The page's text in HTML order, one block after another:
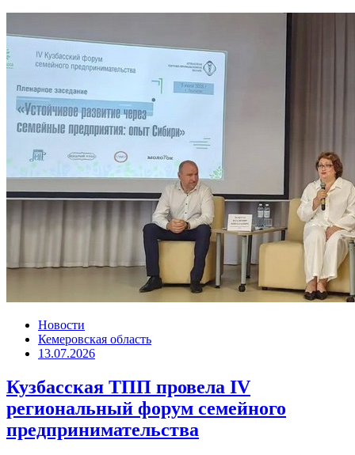
Новости
Кемеровская область
13.07.2026
Кузбасская ТПП провела IV
региональный форум семейного
предпринимательства